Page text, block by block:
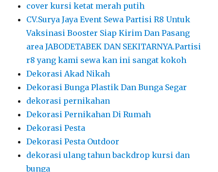
cover kursi ketat merah putih
CV.Surya Jaya Event Sewa Partisi R8 Untuk
Vaksinasi Booster Siap Kirim Dan Pasang
area JABODETABEK DAN SEKITARNYA.Partisi
r8 yang kami sewa kan ini sangat kokoh
Dekorasi Akad Nikah
Dekorasi Bunga Plastik Dan Bunga Segar
dekorasi pernikahan
Dekorasi Pernikahan Di Rumah
Dekorasi Pesta
Dekorasi Pesta Outdoor
dekorasi ulang tahun backdrop kursi dan
bunga